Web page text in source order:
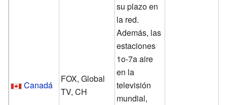
Canadá
FOX, Global
TV, CH
su plazo en
la red.
Además, las
estaciones
1o-7a aire
en la
televisión
mundial,